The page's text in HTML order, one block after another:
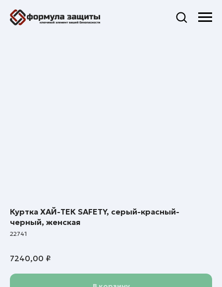
Куртка ХАЙ-ТЕК SAFETY, серый-красный-
черный, женская
22741
7240,00 ₽